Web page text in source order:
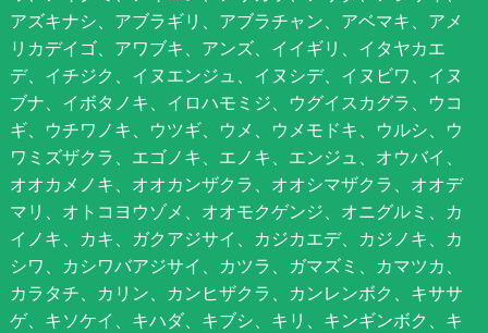
アズキナシ、アブラギリ、アブラチャン、アベマキ、アメ
リカデイゴ、アワブキ、アンズ、イイギリ、イタヤカエ
デ、イチジク、イヌエンジュ、イヌシデ、イヌビワ、イヌ
ブナ、イボタノキ、イロハモミジ、ウグイスカグラ、ウコ
ギ、ウチワノキ、ウツギ、ウメ、ウメモドキ、ウルシ、ウ
ワミズザクラ、エゴノキ、エノキ、エンジュ、オウバイ、
オオカメノキ、オオカンザクラ、オオシマザクラ、オオデ
マリ、オトコヨウゾメ、オオモクゲンジ、オニグルミ、カ
イノキ、カキ、ガクアジサイ、カジカエデ、カジノキ、カ
シワ、カシワバアジサイ、カツラ、ガマズミ、カマツカ、
カラタチ、カリン、カンヒザクラ、カンレンボク、キササ
ゲ、キソケイ、キハダ、キブシ、キリ、キンギンボク、キ